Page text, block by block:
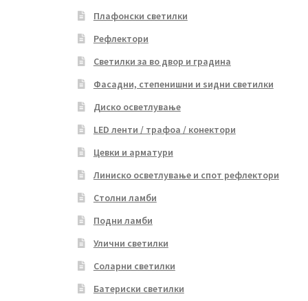
Плафонски светилки
Рефлектори
Светилки за во двор и градина
Фасадни, степенишни и ѕидни светилки
Диско осветлување
LED ленти / трафоа / конектори
Цевки и арматури
Линиско осветлување и спот рефлектори
Столни ламби
Подни ламби
Улични светилки
Соларни светилки
Батериски светилки